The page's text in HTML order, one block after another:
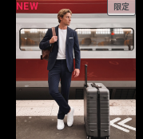
NEW 限定